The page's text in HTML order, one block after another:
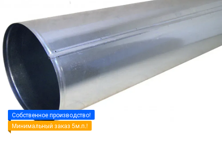
Собственное производство!
Минимальный заказ 5м.п.!